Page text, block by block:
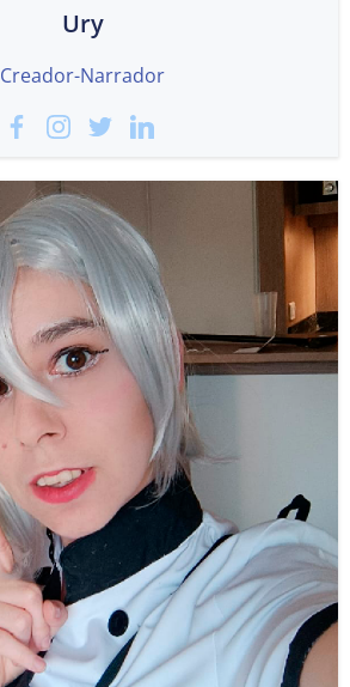
Ury
Creador-Narrador